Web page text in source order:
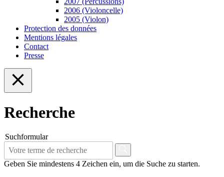
2006 (Violoncelle)
2005 (Violon)
Protection des données
Mentions légales
Contact
Presse
Recherche
Suchformular
Geben Sie mindestens 4 Zeichen ein, um die Suche zu starten.